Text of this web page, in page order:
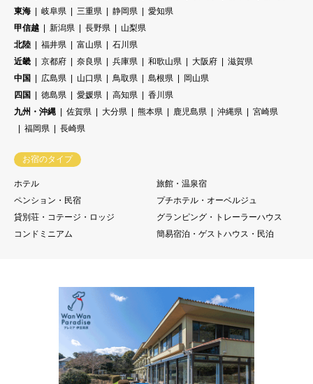
東海
岐阜県 三重県 静岡県
愛知県
甲信越
新潟県 長野県
山梨県
北陸
福井県 富山県
石川県
近畿
京都府 奈良県 兵庫県 和歌山県 大阪府
滋賀県
中国
広島県 山口県 鳥取県 島根県
岡山県
四国
徳島県 愛媛県 高知県
香川県
九州・沖縄
佐賀県 大分県 熊本県 鹿児島県 沖縄県
宮崎県
福岡県
長崎県
お宿のタイプ
ホテル
旅館・温泉宿
ペンション・民宿
プチホテル・オーベルジュ
貸別荘・コテージ・ロッジ
グランピング・トレーラーハウス
コンドミニアム
簡易宿泊・ゲストハウス・民泊